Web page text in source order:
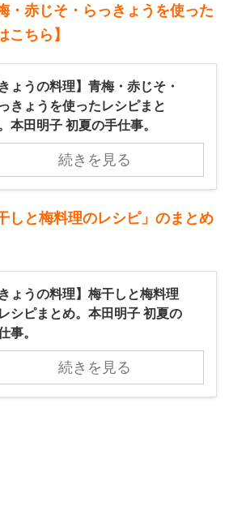
・赤じそ・らっきょうを使った
こちら】
きょうの料理】青梅・赤じそ・
きょうを使ったレシピまと
本田明子 初夏の手仕事。
続きを見る
しと梅料理のレシピ」のまとめ
きょうの料理】梅干しと梅料理
シピまとめ。本田明子 初夏の
事。
続きを見る